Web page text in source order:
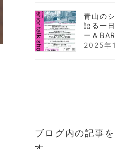
青山の
語る一
ー＆
2025年
ブログ内の記事